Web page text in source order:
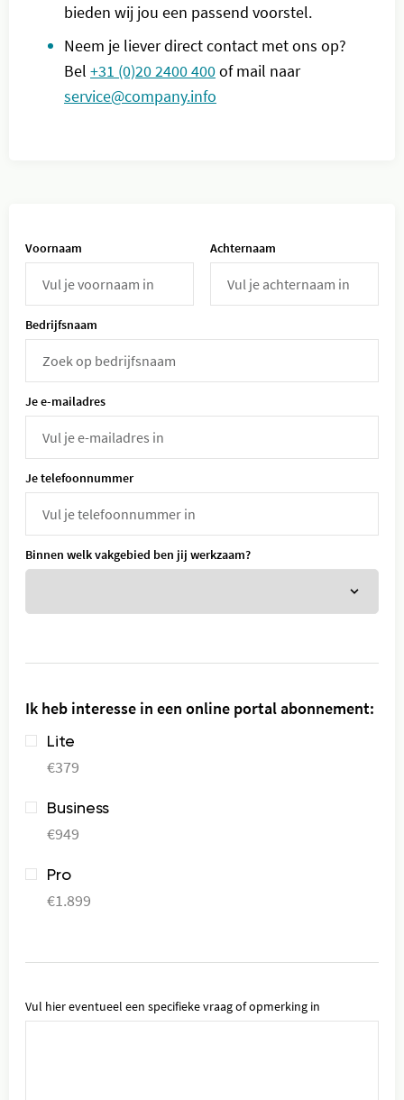
Voornaam Achternaam
Bedrijfsnaam
Je e-mailadres
Je telefoonnummer
Binnen welk vakgebied ben jij werkzaam?
Ik heb interesse in een online portal abonnement:
Lite
€379
Business
€949
Pro
€1.899
Vul hier eventueel een specifieke vraag of opmerking in
bieden wij jou een passend voorstel.
Neem je liever direct contact met ons op?
Bel +31 (0)20 2400 400of mail naar
service@company.info